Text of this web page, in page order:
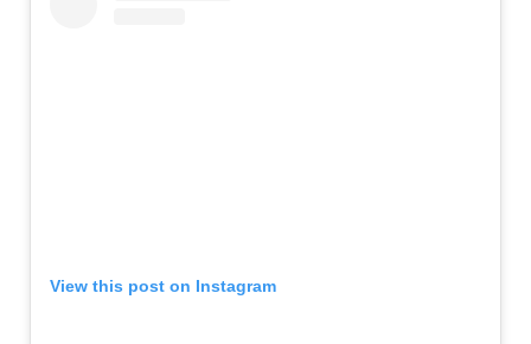
View this post on Instagram